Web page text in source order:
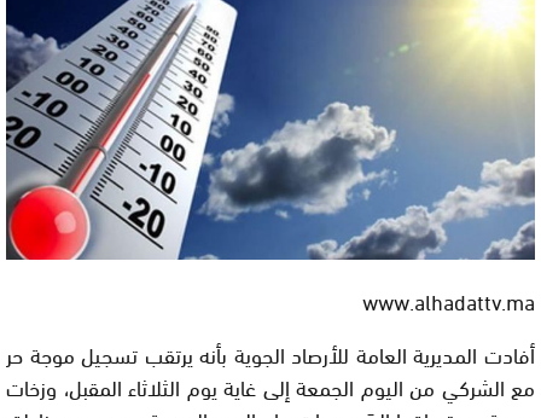
www.alhadattv.ma
أفادت المديرية العامة للأرصاد الجوية بأنه يرتقب تسجيل موجة حر
مع الشركي من اليوم الجمعة إلى غاية يوم الثلاثاء المقبل، وزخات